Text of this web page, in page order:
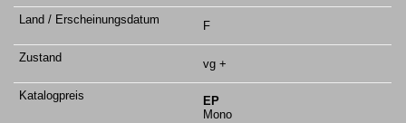
F
vg +
EP
Mono